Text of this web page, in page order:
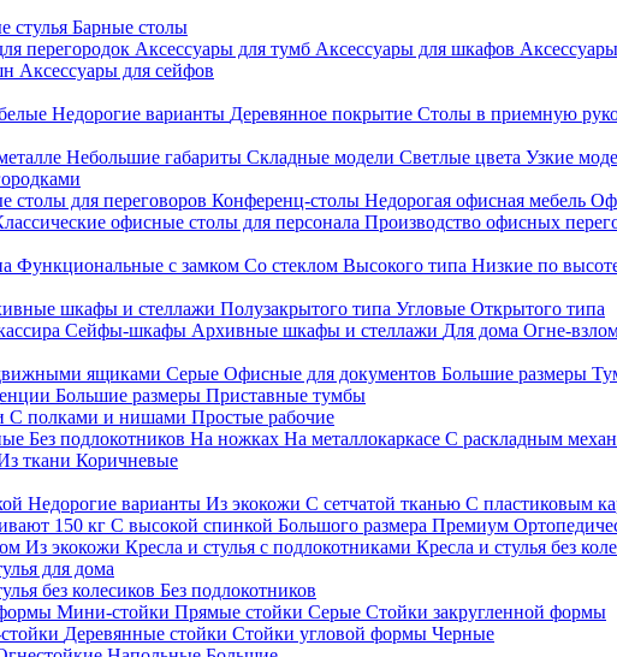
стулья Барные столы
перегородок Аксессуары для тумб Аксессуары для шкафов Аксессуары
Аксессуары для сейфов
Недорогие варианты Деревянное покрытие Столы в приемную
Небольшие габариты Складные модели Светлые цвета Узкие
столы для переговоров Конференц-столы Недорогая офисная мебель
офисные столы для персонала Производство офисных
Функциональные с замком Со стеклом Высокого типа Низкие по
шкафы и стеллажи Полузакрытого типа Угловые Открытого типа
Сейфы-шкафы Архивные шкафы и стеллажи Для дома Огне-
ящиками Серые Офисные для документов Большие размеры
Большие размеры Приставные тумбы
С полками и нишами Простые рабочие
Без подлокотников На ножках На металлокаркасе С раскладным
ткани Коричневые
Недорогие варианты Из экокожи С сетчатой тканью С пластиковым
150 кг С высокой спинкой Большого размера Премиум
Из экокожи Кресла и стулья с подлокотниками Кресла и стулья без
для дома
без колесиков Без подлокотников
Мини-стойки Прямые стойки Серые Стойки закругленной формы
Деревянные стойки Стойки угловой формы Черные